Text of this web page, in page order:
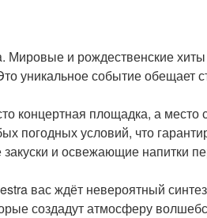
Мировые и рождественские
уникальное событие
концертная площадка, а
погодных условий, что
закуски и освежающие напитки
вас ждёт невероятный
создадут атмосферу